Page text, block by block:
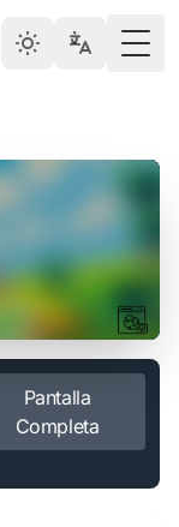
Pantalla
Completa